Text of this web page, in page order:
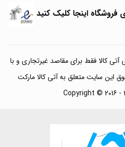
اینجا کلیک کنید
آتی کالا فقط برای مقاصد غیرتجاری و با
این سایت متعلق به آتی کالا مارکت